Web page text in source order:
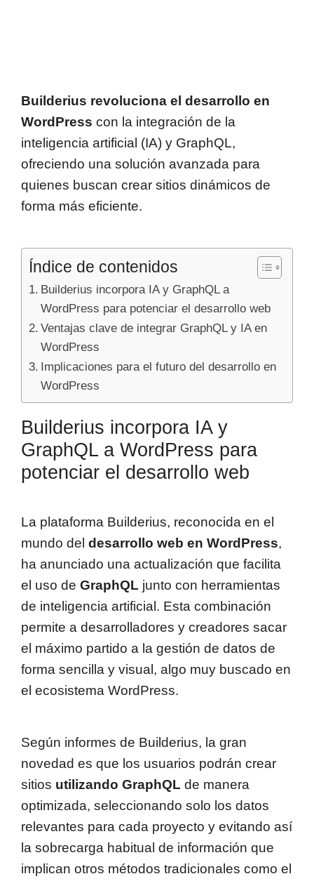
Builderius revoluciona el desarrollo en
WordPress con la integración de la
inteligencia artificial (IA) y GraphQL,
ofreciendo una solución avanzada para
quienes buscan crear sitios dinámicos de
forma más eficiente.
Índice de contenidos
Builderius incorpora IA y GraphQL a
WordPress para potenciar el desarrollo web
Ventajas clave de integrar GraphQL y IA en
WordPress
Implicaciones para el futuro del desarrollo en
WordPress
Builderius incorpora IA y
GraphQL a WordPress para
potenciar el desarrollo web
La plataforma Builderius, reconocida en el
mundo del desarrollo web en WordPress,
ha anunciado una actualización que facilita
el uso de GraphQL junto con herramientas
de inteligencia artificial. Esta combinación
permite a desarrolladores y creadores sacar
el máximo partido a la gestión de datos de
forma sencilla y visual, algo muy buscado en
el ecosistema WordPress.
Según informes de Builderius, la gran
novedad es que los usuarios podrán crear
sitios utilizando GraphQL de manera
optimizada, seleccionando solo los datos
relevantes para cada proyecto y evitando así
la sobrecarga habitual de información que
implican otros métodos tradicionales como el